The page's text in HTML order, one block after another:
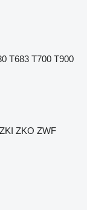
T683 T700 T900
ZKI ZKO ZWF